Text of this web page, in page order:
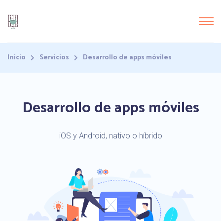
Inicio Servicios Desarrollo de apps móviles
Desarrollo de apps móviles
iOS y Android, nativo o híbrido